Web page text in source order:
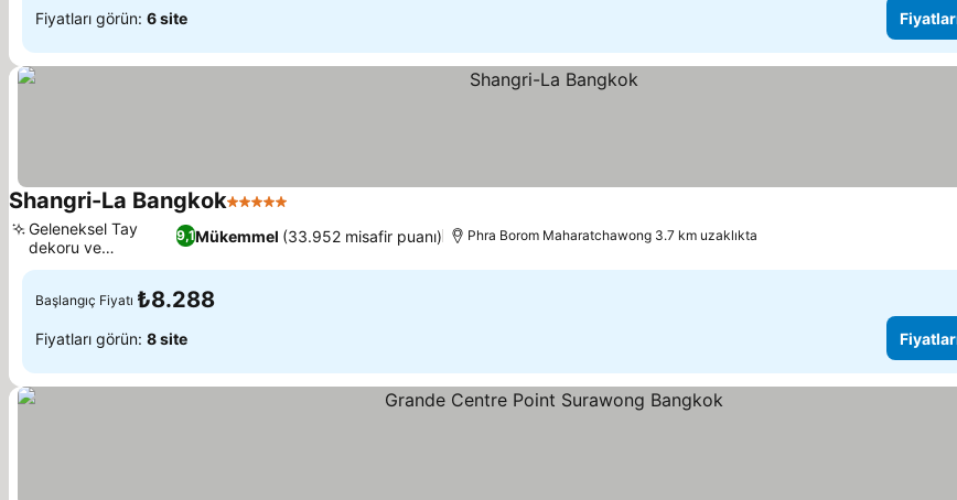
Fiyatları görün: 6 site
Shangri-La Bangkok5 Yıldız
9,1Mükemmel (33.952 misafir puanı)
Geleneksel Tay
dekoru ve
ambiyansı
Phra Borom Maharatchawong 3.7 km uzaklıkta
Başlangıç Fiyatı ₺8.288
Fiyatları görün: 8 site